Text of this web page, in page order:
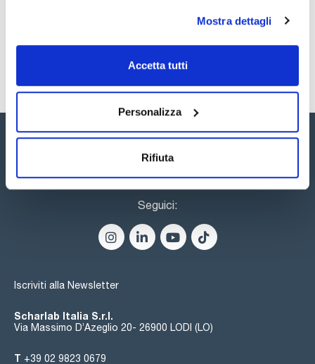
Mostra dettagli
Accetta tutti
Personalizza
Rifiuta
Seguici:
Iscriviti alla Newsletter
Scharlab Italia S.r.l.
Via Massimo D’Azeglio 20- 26900 LODI (LO)
T +39 02 9823 0679